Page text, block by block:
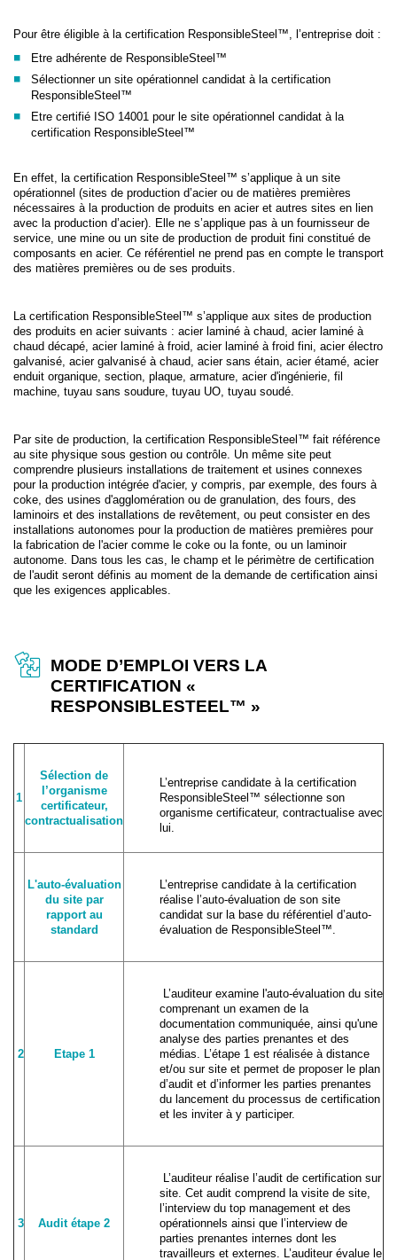
Pour être éligible à la certification ResponsibleSteel™, l’entreprise doit :
Etre adhérente de ResponsibleSteel™
Sélectionner un site opérationnel candidat à la certification
ResponsibleSteel™
Etre certifié ISO 14001 pour le site opérationnel candidat à la
certification ResponsibleSteel™
En effet, la certification ResponsibleSteel™ s’applique à un site
opérationnel (sites de production d’acier ou de matières premières
nécessaires à la production de produits en acier et autres sites en lien
avec la production d’acier). Elle ne s’applique pas à un fournisseur de
service, une mine ou un site de production de produit fini constitué de
composants en acier. Ce référentiel ne prend pas en compte le transport
des matières premières ou de ses produits.
La certification ResponsibleSteel™ s’applique aux sites de production
des produits en acier suivants : acier laminé à chaud, acier laminé à
chaud décapé, acier laminé à froid, acier laminé à froid fini, acier électro
galvanisé, acier galvanisé à chaud, acier sans étain, acier étamé, acier
enduit organique, section, plaque, armature, acier d'ingénierie, fil
machine, tuyau sans soudure, tuyau UO, tuyau soudé.
Par site de production, la certification ResponsibleSteel™ fait référence
au site physique sous gestion ou contrôle. Un même site peut
comprendre plusieurs installations de traitement et usines connexes
pour la production intégrée d'acier, y compris, par exemple, des fours à
coke, des usines d'agglomération ou de granulation, des fours, des
laminoirs et des installations de revêtement, ou peut consister en des
installations autonomes pour la production de matières premières pour
la fabrication de l'acier comme le coke ou la fonte, ou un laminoir
autonome. Dans tous les cas, le champ et le périmètre de certification
de l'audit seront définis au moment de la demande de certification ainsi
que les exigences applicables.
MODE D’EMPLOI VERS LA
CERTIFICATION «
RESPONSIBLESTEEL™ »
1
Sélection de
l’organisme
certificateur,
contractualisation
L’entreprise candidate à la certification
ResponsibleSteel™ sélectionne son
organisme certificateur, contractualise avec
lui.
L'auto-évaluation
du site par
rapport au
standard
L’entreprise candidate à la certification
réalise l’auto-évaluation de son site
candidat sur la base du référentiel d’auto-
évaluation de ResponsibleSteel™.
2 Etape 1
L’auditeur examine l'auto-évaluation du site
comprenant un examen de la
documentation communiquée, ainsi qu'une
analyse des parties prenantes et des
médias. L’étape 1 est réalisée à distance
et/ou sur site et permet de proposer le plan
d’audit et d’informer les parties prenantes
du lancement du processus de certification
et les inviter à y participer.
3 Audit étape 2
L’auditeur réalise l’audit de certification sur
site. Cet audit comprend la visite de site,
l’interview du top management et des
opérationnels ainsi que l’interview de
parties prenantes internes dont les
travailleurs et externes. L’auditeur évalue le